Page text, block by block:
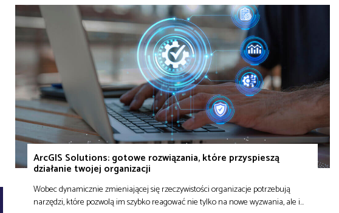
ArcGIS Solutions: gotowe rozwiązania, które przyspieszą
działanie twojej organizacji
Wobec dynamicznie zmieniającej się rzeczywistości organizacje potrzebują
narzędzi, które pozwolą im szybko reagować nie tylko na nowe wyzwania, ale i…